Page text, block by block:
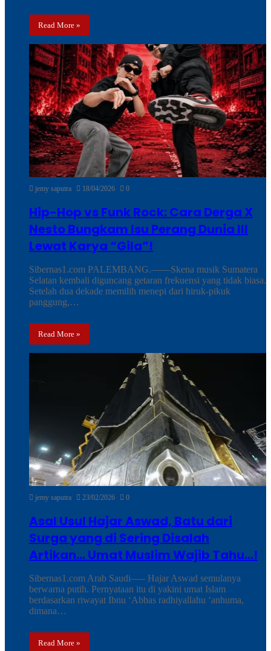
Read More »
jemy saputra 18/04/2026 0
Hip-Hop vs Funk Rock: Cara Derga X
Nesto Bungkam Isu Perang Dunia III
Lewat Karya “Gila”!
Sibernas1.com PALEMBANG.——Skena musik Sumatera
Selatan kembali diguncang getaran frekuensi yang tidak biasa.
Setelah dua dekade memilih menepi dari hiruk-pikuk
panggung,…
Read More »
jemy saputra 23/02/2026 0
Asal Usul Hajar Aswad, Batu dari
Surga yang di Sering Disalah
Artikan… Umat Muslim Wajib Tahu…!
Sibernas1.com Arab Saudi—– Hajar Aswad semulanya
berwarna putih. Pernyataan itu di yakini umat Islam
berdasarkan riwayat Ibnu ‘Abbas radhiyallahu ‘anhuma,
dimana…
Read More »